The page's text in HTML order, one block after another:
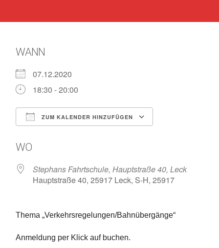
WANN
07.12.2020
18:30 - 20:00
ZUM KALENDER HINZUFÜGEN
WO
Stephans Fahrtschule, Hauptstraße 40, Leck
Hauptstraße 40, 25917 Leck, S-H, 25917
Thema „Verkehrsregelungen/Bahnübergänge“
Anmeldung per Klick auf buchen.